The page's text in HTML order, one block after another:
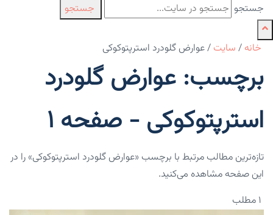
جستجو جستجو
خانه / سایت /عوارض گلودرد استرپتوکوکی
برچسب: عوارض گلودرد
استرپتوکوکی - صفحه 1
تازه‌ترین مطالب مرتبط با برچسب «عوارض گلودرد استرپتوکوکی» را در
این صفحه مشاهده می‌کنید.
۱ مطلب